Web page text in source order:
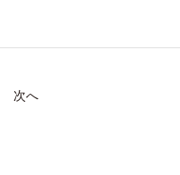
次へ